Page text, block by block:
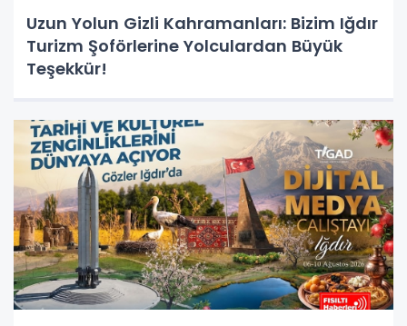
Uzun Yolun Gizli Kahramanları: Bizim Iğdır
Turizm Şoförlerine Yolculardan Büyük
Teşekkür!